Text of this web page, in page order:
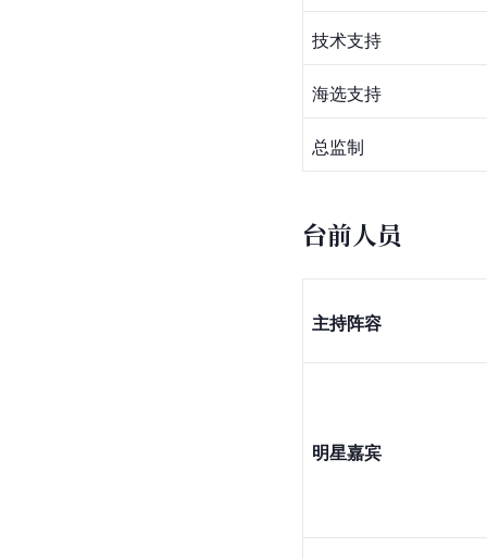
技术支持
海选支持
总监制
台前人员
主持阵容
明星嘉宾